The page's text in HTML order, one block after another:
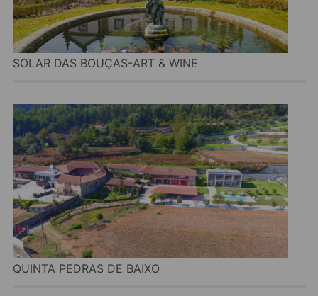
SOLAR DAS BOUÇAS-ART & WINE
QUINTA PEDRAS DE BAIXO